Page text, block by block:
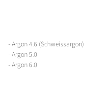
- Argon 4.6 (Schweissargon)
- Argon 5.0
- Argon 6.0